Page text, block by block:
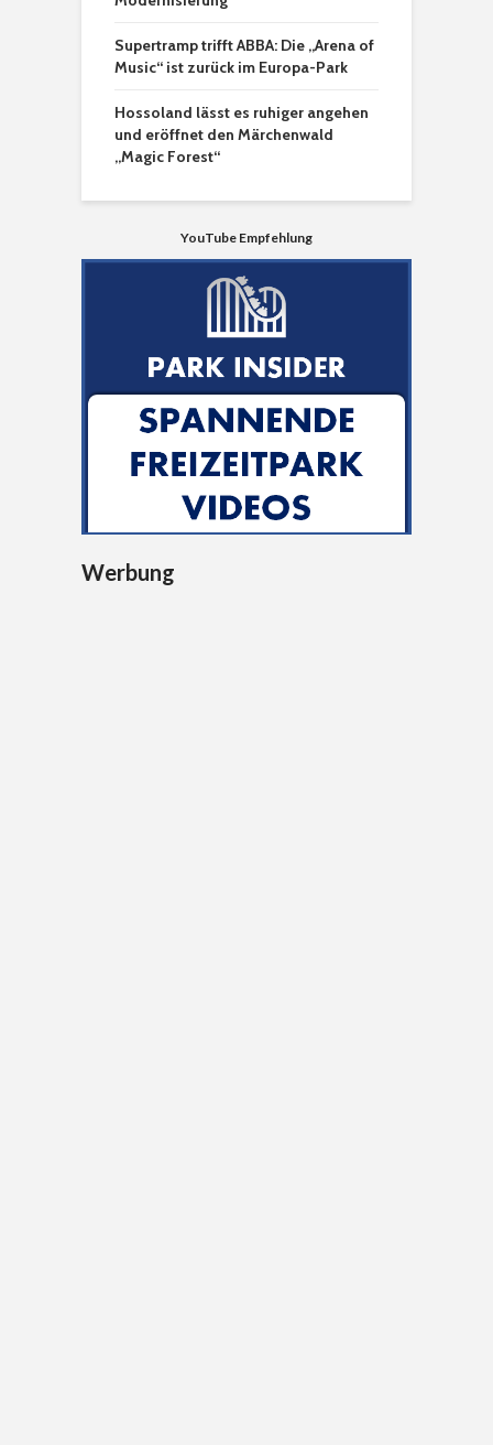
Supertramp trifft ABBA: Die „Arena of
Music“ ist zurück im Europa-Park
Hossoland lässt es ruhiger angehen
und eröffnet den Märchenwald
„Magic Forest“
YouTube Empfehlung
Werbung